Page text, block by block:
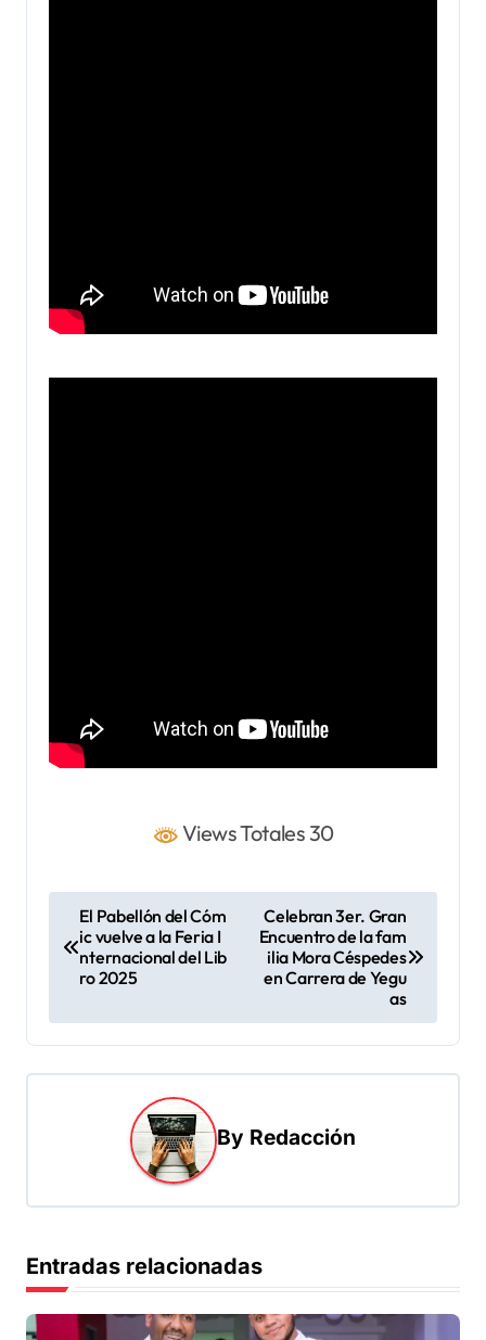
Views Totales 30
e
g
d
e
El Pabellón del Cóm
ic vuelve a la Feria I
nternacional del Lib
ro 2025
Celebran 3er. Gran
Encuentro de la fam
ilia Mora Céspedes
en Carrera de Yegu
as
By Redacción
Entradas relacionadas